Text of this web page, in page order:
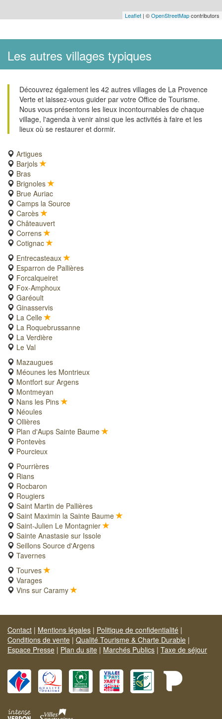
Leaflet | ©OpenStreetMapcontributors
Les autres villages typiques
Découvrez également les 42 autres villages de La Provence
Verte et laissez-vous guider par votre Office de Tourisme.
Nous vous présentons les lieux incontournables de chaque
village, l'agenda à venir ainsi que les activités à faire et les
lieux où se restaurer et dormir.
Artigues
Barjols
Bras
Brignoles
Brue Auriac
Camps la Source
Carcès
Châteauvert
Correns
Cotignac
Entrecasteaux
Esparron de Pallières
Forcalqueiret
Fox-Amphoux
Garéoult
Ginasservis
La Celle
La Roquebrussanne
La Verdière
Le Val
Mazaugues
Méounes les Montrieux
Montfort sur Argens
Montmeyan
Nans les Pins
Néoules
Ollières
Plan d'Aups Sainte Baume
Pontevès
Pourcieux
Pourrières
Rians
Rocbaron
Rougiers
Saint Martin de Pallières
Saint Maximin la Sainte Baume
Saint-Julien Le Montagnier
Sainte Anastasie sur Issole
Seillons Source d'Argens
Tavernes
Tourves
Varages
Vins sur Caramy
Contact | Mentions légales | Politique de confidentialité |
Conditions de vente | Qualité Tourisme & Charte Durable |
Espace Presse | Plan du site | Marchés Publics | Taxe de séjour